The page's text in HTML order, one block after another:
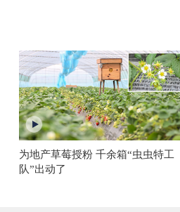
为地产草莓授粉 千余箱“虫虫特工
队”出动了